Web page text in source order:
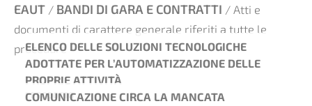
EAUT / BANDI DI GARA E CONTRATTI / Atti e
documenti di carattere generale riferiti a tutte le
procedure
ELENCO DELLE SOLUZIONI TECNOLOGICHE
ADOTTATE PER L’AUTOMATIZZAZIONE DELLE
PROPRIE ATTIVITÀ
1 PRODOTTO
COMUNICAZIONE CIRCA LA MANCATA